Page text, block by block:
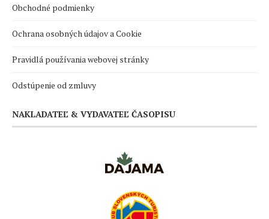
Obchodné podmienky
Ochrana osobných údajov a Cookie
Pravidlá používania webovej stránky
Odstúpenie od zmluvy
NAKLADATEĽ & VYDAVATEĽ ČASOPISU